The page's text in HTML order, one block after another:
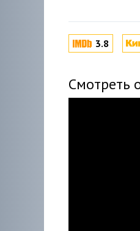
3.8
Смотреть